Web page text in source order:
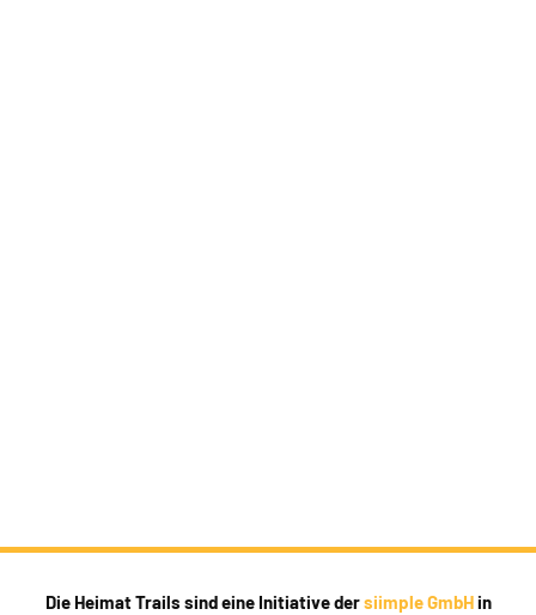
Die Heimat Trails sind eine Initiative dersiimple GmbHin